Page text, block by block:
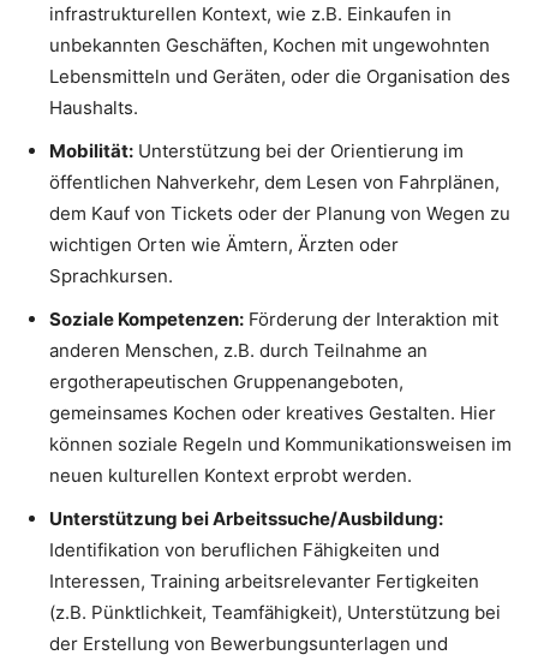
infrastrukturellen Kontext, wie z.B. Einkaufen in
unbekannten Geschäften, Kochen mit ungewohnten
Lebensmitteln und Geräten, oder die Organisation des
Haushalts.
Mobilität: Unterstützung bei der Orientierung im
öffentlichen Nahverkehr, dem Lesen von Fahrplänen,
dem Kauf von Tickets oder der Planung von Wegen zu
wichtigen Orten wie Ämtern, Ärzten oder
Sprachkursen.
Soziale Kompetenzen: Förderung der Interaktion mit
anderen Menschen, z.B. durch Teilnahme an
ergotherapeutischen Gruppenangeboten,
gemeinsames Kochen oder kreatives Gestalten. Hier
können soziale Regeln und Kommunikationsweisen im
neuen kulturellen Kontext erprobt werden.
Unterstützung bei Arbeitssuche/Ausbildung:
Identifikation von beruflichen Fähigkeiten und
Interessen, Training arbeitsrelevanter Fertigkeiten
(z.B. Pünktlichkeit, Teamfähigkeit), Unterstützung bei
der Erstellung von Bewerbungsunterlagen und